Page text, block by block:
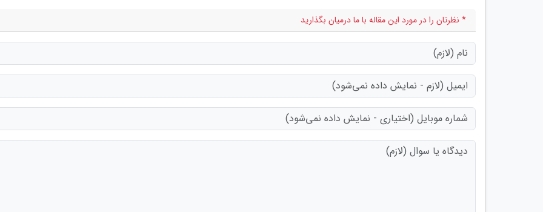
* نظرتان را در مورد این مقاله با ما درمیان بگذارید